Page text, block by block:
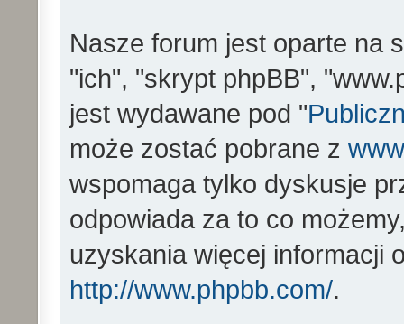
Nasze forum jest oparte na
"ich", "skrypt phpBB",
jest wydawane pod "
może zostać pobrane z
wspomaga tylko dyskusje
odpowiada za to co
uzyskania więcej informacji
http://www.phpbb.com/.